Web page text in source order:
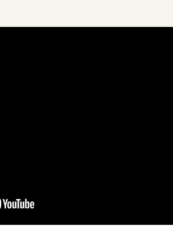
Reflexiona sobre ti mismo. Reflexiona
elementos básicos de tu vida desde
no resueltos entre tus empleados, es
identifican su punto de
una fuente de inspiración y de
trabajo en equipo, la resolución de
equipo. Cada sesión ofrece una